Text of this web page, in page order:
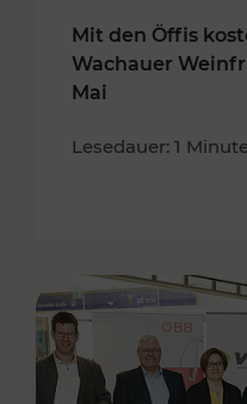
Mit den Öffis
Wachauer
Mai
Lesedauer: 1